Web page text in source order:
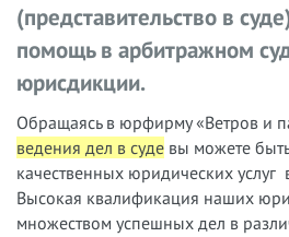
(представительство в
помощь в арбитражном
юрисдикции.
Обращаясь в юрфирму «Ветров и
ведения дел в суде вы можете
качественных юридических
Высокая квалификация наших
множеством успешных дел в